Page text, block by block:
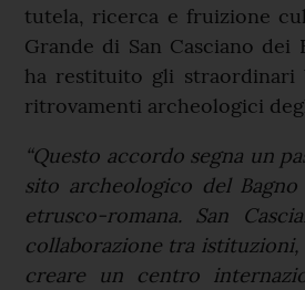
tutela, ricerca e fruizione
Grande di San Casciano
ha restituito gli
ritrovamenti archeologici
“Questo accordo segna un
sito archeologico del
etrusco-romana. San
collaborazione tra
creare un centro